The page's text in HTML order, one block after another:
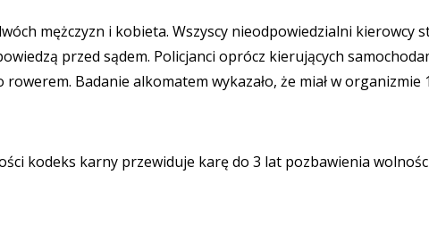
mężczyzn i kobieta. Wszyscy nieodpowiedzialni kierowcy
przed sądem. Policjanci oprócz kierujących
Badanie alkomatem wykazało, że miał w organizmie
kodeks karny przewiduje karę do 3 lat pozbawienia